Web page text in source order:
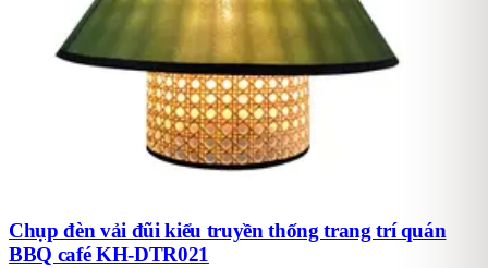
Chụp đèn vải đũi kiểu truyền thống trang trí quán
BBQ café KH-DTR021